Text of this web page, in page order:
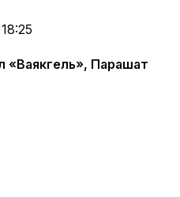
«Ваякгель», Парашат